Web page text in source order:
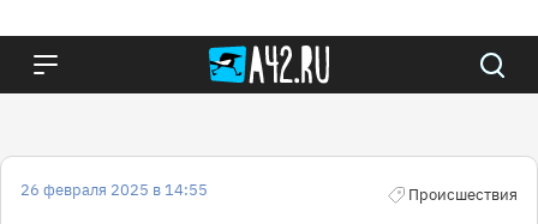
26 февраля 2025 в 14:55 Происшествия